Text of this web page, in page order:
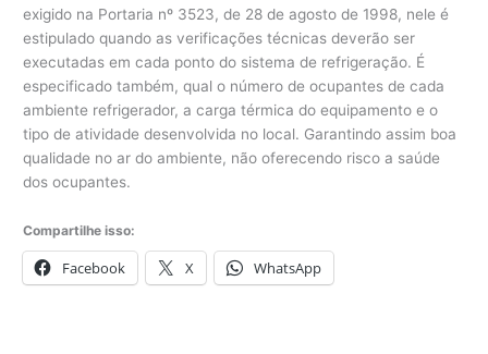
exigido na Portaria nº 3523, de 28 de agosto de 1998, nele é
estipulado quando as verificações técnicas deverão ser
executadas em cada ponto do sistema de refrigeração. É
especificado também, qual o número de ocupantes de cada
ambiente refrigerador, a carga térmica do equipamento e o
tipo de atividade desenvolvida no local. Garantindo assim boa
qualidade no ar do ambiente, não oferecendo risco a saúde
dos ocupantes.
Compartilhe isso:
Facebook X WhatsApp